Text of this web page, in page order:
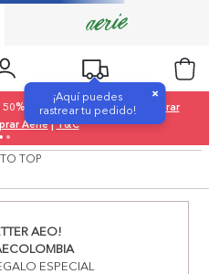
¡Aquí puedes
rastrear tu pedido!
×
50% OFF |Comprar Mujer|
Comprar
Aerie|T&C
TOP
AEO!
ESPECIAL